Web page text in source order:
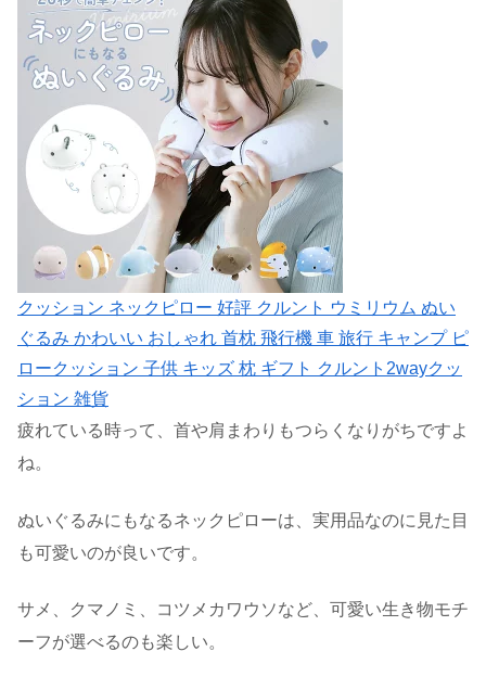
クッション ネックピロー 好評 クルント ウミリウム ぬい
ぐるみ かわいい おしゃれ 首枕 飛行機 車 旅行 キャンプ ピ
ロークッション 子供 キッズ 枕 ギフト クルント2wayクッ
ション 雑貨
疲れている時って、首や肩まわりもつらくなりがちですよ
ね。
ぬいぐるみにもなるネックピローは、実用品なのに見た目
も可愛いのが良いです。
サメ、クマノミ、コツメカワウソなど、可愛い生き物モチ
ーフが選べるのも楽しい。